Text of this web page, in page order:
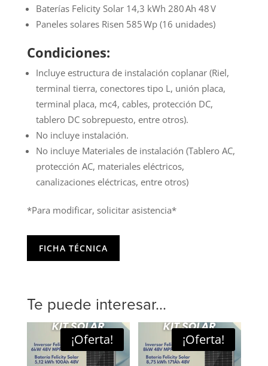
Baterías Felicity Solar 14,3 kWh 280 Ah 48 V
Paneles solares Risen 585 Wp (16 unidades)
Condiciones:
Incluye estructura de instalación coplanar (Riel,
terminal tierra, conectores tipo L, unión placa,
terminal placa, mc4, cables, protección DC,
tablero DC sobrepuesto, entre otros).
No incluye instalación.
No incluye Materiales de instalación (Tablero AC,
protección AC, materiales eléctricos,
canalizaciones eléctricas, entre otros)
*Para modificar, solicitar asistencia*
FICHA TÉCNICA
Te puede interesar...
¡Oferta! ¡Oferta!